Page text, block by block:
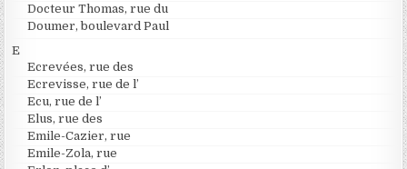
Docteur Thomas, rue du
Doumer, boulevard Paul
E
Ecrevées, rue des
Ecrevisse, rue de l’
Ecu, rue de l’
Elus, rue des
Emile-Cazier, rue
Emile-Zola, rue